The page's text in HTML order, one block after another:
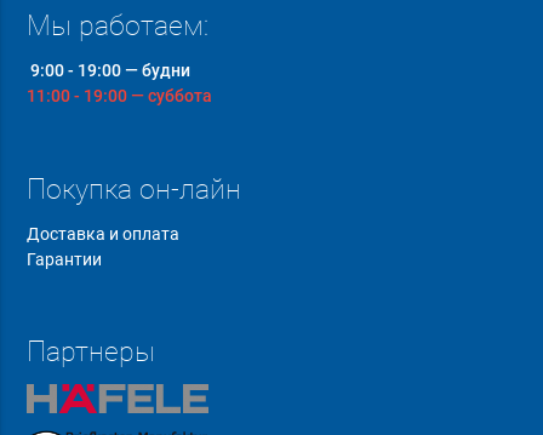
Мы работаем:
9:00 - 19:00 — будни
11:00 - 19:00 — суббота
Покупка он-лайн
Доставка и оплата
Гарантии
Партнеры